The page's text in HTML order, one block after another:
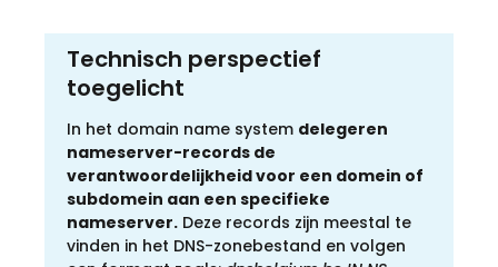
Technisch perspectief
toegelicht
In het domain name system delegeren
nameserver-records de
verantwoordelijkheid voor een domein of
subdomein aan een specifieke
nameserver. Deze records zijn meestal te
vinden in het DNS-zonebestand en volgen